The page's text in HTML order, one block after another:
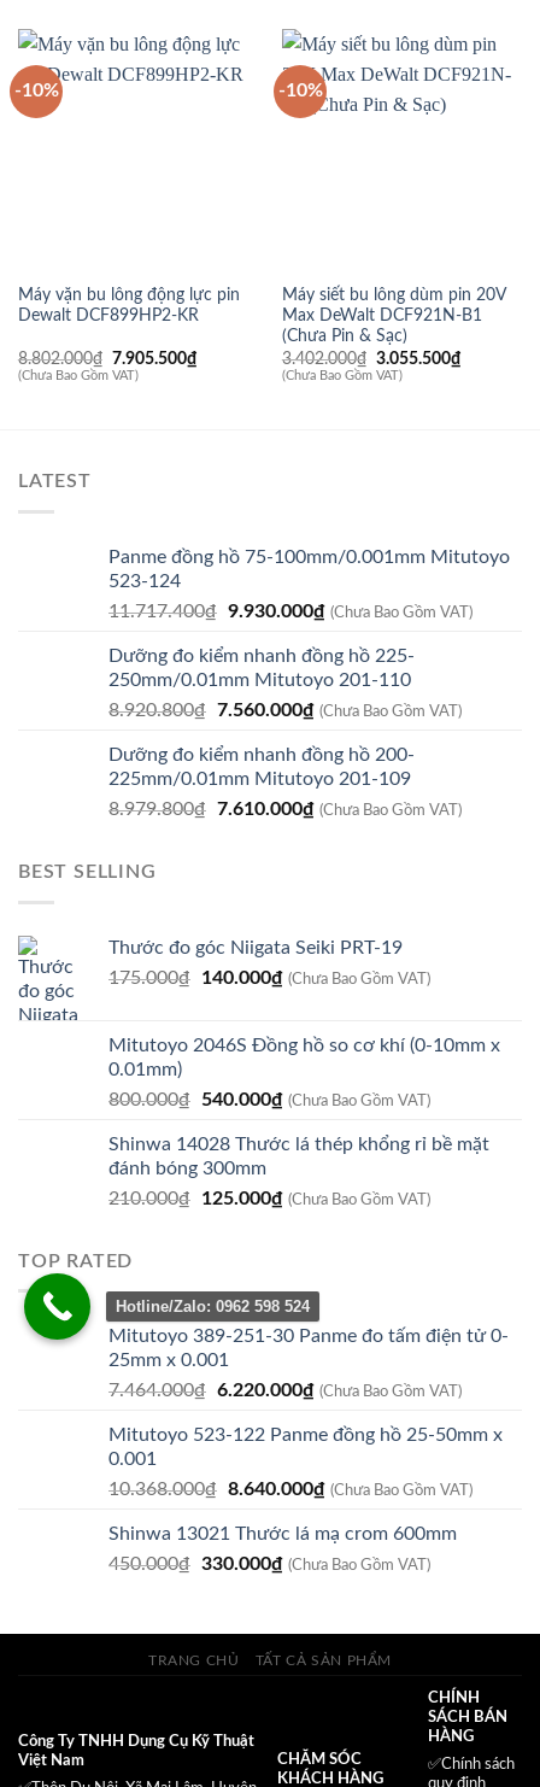
-10%
Máy vặn bu lông động lực pin
Dewalt DCF899HP2-KR
8.802.000₫ Giá
gốc
7.905.500₫Giá
hiện
(Chưa Bao Gồm VAT)
-10%
Máy siết bu lông dùm pin 20V
Max DeWalt DCF921N-B1
(Chưa Pin & Sạc)
3.402.000₫ Giá
gốc
3.055.500₫Giá
hiện
(Chưa Bao Gồm VAT)
LATEST
Panme đồng hồ 75-100mm/0.001mm Mitutoyo
523-124
11.717.400₫ Giá
là:
11.717.400₫.
9.930.000₫Giá
tại
là:
9.930.000₫.
(Chưa Bao Gồm VAT)
Dưỡng đo kiểm nhanh đồng hồ 225-
250mm/0.01mm Mitutoyo 201-110
8.920.800₫ Giá
là:
8.920.800₫.
7.560.000₫Giá
tại
là:
7.560.000₫.
(Chưa Bao Gồm VAT)
Dưỡng đo kiểm nhanh đồng hồ 200-
225mm/0.01mm Mitutoyo 201-109
8.979.800₫ Giá
7.610.000₫Giá
(Chưa Bao Gồm VAT)
BEST SELLING
Thước đo góc Niigata Seiki PRT-19
175.000₫
Giá
175.000₫.
140.000₫Giá
là:
(Chưa Bao Gồm VAT)
Mitutoyo 2046S Đồng hồ so cơ khí (0-10mm x
0.01mm)
800.000₫
Giá
là:
800.000₫.
540.000₫Giá
tại
540.000₫.
(Chưa Bao Gồm VAT)
Shinwa 14028 Thước lá thép khổng rỉ bề mặt
đánh bóng 300mm
210.000₫
Giá
125.000₫Giá
125.000₫.
(Chưa Bao Gồm VAT)
TOP RATED
Mitutoyo 389-251-30 Panme đo tấm điện tử 0-
25mm x 0.001
7.464.000₫ Giá
là:
6.220.000₫Giá
tại
6.220.000₫.
(Chưa Bao Gồm VAT)
Mitutoyo 523-122 Panme đồng hồ 25-50mm x
0.001
10.368.000₫ Giá
là:
10.368.000₫.
8.640.000₫Giá
tại
là:
(Chưa Bao Gồm VAT)
Shinwa 13021 Thước lá mạ crom 600mm
450.000₫ Giá
450.000₫.
330.000₫Giá
là:
330.000₫.
(Chưa Bao Gồm VAT)
TRANG CHỦ TẤT CẢ SẢN PHẨM
Công Ty TNHH Dụng Cụ Kỹ Thuật
Việt Nam
CHĂM SÓC
KHÁCH HÀNG
CHÍNH
SÁCH BÁN
HÀNG
✅Chính sách
quy định
Hotline/Zalo: 0962 598 524